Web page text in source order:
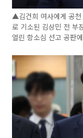
▲김건희 여사에게 공
로 기소된 김상민 전 부
열린 항소심 선고 공판